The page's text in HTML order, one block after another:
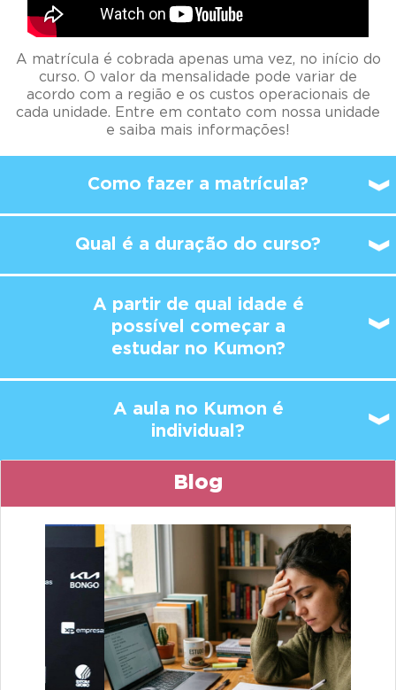
A matrícula é cobrada apenas uma vez, no início do
curso. O valor da mensalidade pode variar de
acordo com a região e os custos operacionais de
cada unidade. Entre em contato com nossa unidade
e saiba mais informações!
Como fazer a matrícula?
Qual é a duração do curso?
A partir de qual idade é
possível começar a
estudar no Kumon?
A aula no Kumon é
individual?
Blog